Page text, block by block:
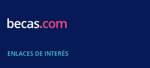
ENLACES DE INTERÉS